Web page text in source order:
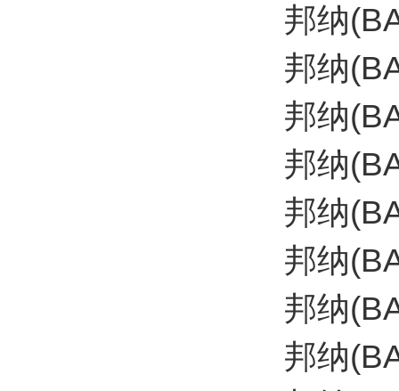
邦纳
邦纳
邦纳
邦纳
邦纳
邦纳
邦纳
邦纳